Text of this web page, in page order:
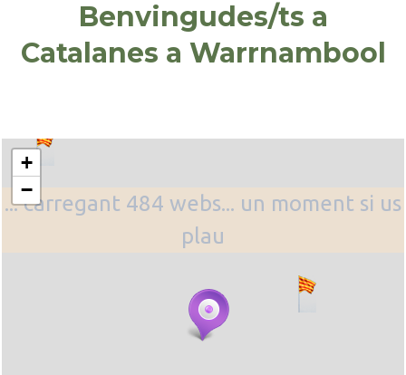
Benvingudes/ts a
Catalanes a Warrnambool
... carregant 484 webs... un moment si us
plau
+
−